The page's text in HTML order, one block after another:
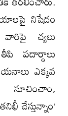
నిషేదం
చ్యలు
పదార్ధాలు
ఎక్కవ
చేస్తున్నాం’